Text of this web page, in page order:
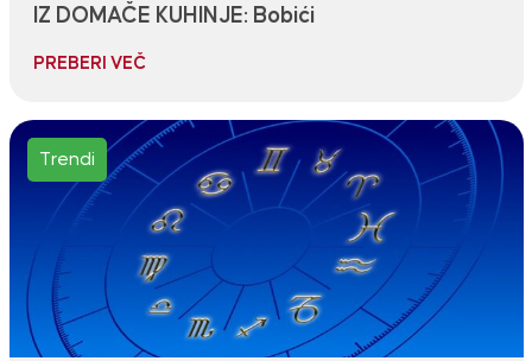
IZ DOMAČE KUHINJE: Bobići
PREBERI VEČ
Trendi